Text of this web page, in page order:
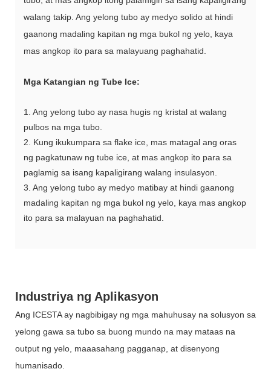
walang takip. Ang yelong tubo ay medyo solido at hindi
gaanong madaling kapitan ng mga bukol ng yelo, kaya
mas angkop ito para sa malayuang paghahatid.
Mga Katangian ng Tube Ice:
1. Ang yelong tubo ay nasa hugis ng kristal at walang
pulbos na mga tubo.
2. Kung ikukumpara sa flake ice, mas matagal ang oras
ng pagkatunaw ng tube ice, at mas angkop ito para sa
paglamig sa isang kapaligirang walang insulasyon.
3. Ang yelong tubo ay medyo matibay at hindi gaanong
madaling kapitan ng mga bukol ng yelo, kaya mas angkop
ito para sa malayuan na paghahatid.
Industriya ng Aplikasyon
Ang ICESTA ay nagbibigay ng mga mahuhusay na solusyon sa
yelong gawa sa tubo sa buong mundo na may mataas na
output ng yelo, maaasahang pagganap, at disenyong
humanisado.